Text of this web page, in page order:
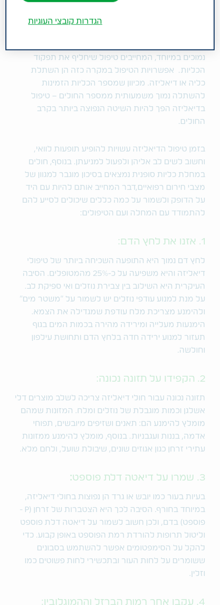
נגרמים כתוצאה מלחץ דם וסוכרת שאינה מאוזנים.
נמוכים במיוחד, המחייבים טיפול שיחליף את תפקוד
הכליות. אפשרויות הטיפול במקרה כזה הן השתלת
כליה או דיאליזה. מכיוון שמספר הכליות הזמינות
להשתלה נמוך משמעותית ממספר החולים – טיפול
בדיאליזה הפך להיות השיטה הנפוצה ביותר בקרב
החולים.
בזמן טיפול הדיאליזה עשויות להופיע תופעות לוואי,
וחשוב לשים לב אליהן ולפעול למניעתן. בנוסף, חולים
במחלת כליות סופנית נמצאים בסיכון מוגבר למגוון של
מצבי חירום רפואיים,דבר המחייב אותם להיות עם היד
על הדופק ולשמור על כמה כללים שיכולים לסייע להם
להתמודד עם המחלה ועם הטיפולים:
1. אזנו את לחץ הדם:
לחץ דם נמוך היא התופעה השכיחה ביותר של טיפולי
דיאליזה והיא משפיעה על כ-25% מהמטופלים. הסיבה
העיקרית היא השילוב בין צבירת נוזלים ואי ספיקת לב.
על מנת למנוע עודפי נוזלים יש לשמור על "משטר מים"
ולהימנע מצריכת מלח עודפת שמגדילה את הצמא.
הימנעות מעלייה ומירידה מהירה בכמות המים בגוף
תעזור למנוע ירידה חדה בלחץ הדם ותחושת עילפון
וחולשה.
2. הקפידו על תזונה נכונה:
תזונה נכונה עבור חולי דיאליזה צריכה לשלב מוצרים דלי
אשלגן וכמות מוגבלת של נוזלים ומלח. המזונות שמהם
מומלץ להימנע הם: תאנים ושזיפים מיובשים, תפוחי
אדמה, בננות ועגבניות. בנוסף, מומלץ להימנע ממזונות
עתירי זרחן כגון אגוזים שונים, שיבולת שועל, ולחם מלא.
3. שמרו על דיאטה דלת פוספט :
בעיות בעור כמו יובש או גרד הן נפוצות בחולי דיאליזה,
במיוחד בחורף. הסיבה לכך היא הצטברות של זרחן (P -
פוספט) בדם, ולכן חשוב לשמור על דיאטה דלת פוספט
וליטול תרופות להורדת רמת הפוספט באופן קבוע. כדי
להקל על הסימפטומים אפשר להשתמש בסבונים
ששומרים על לחות העור ובתכשירי לחות פשוטים כמו
וזלין.
4. עקבו אחר רמות הברזל וההמוגלובין:
הגדרות קובצי העוגיות